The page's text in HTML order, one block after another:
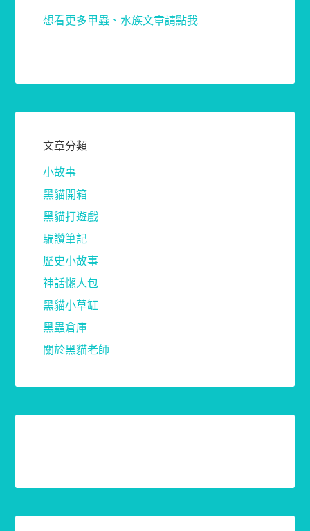
想看更多甲蟲、水族文章請點我
文章分類
小故事
黑貓開箱
黑貓打遊戲
騙讚筆記
歷史小故事
神話懶人包
黑貓小草缸
黑蟲倉庫
關於黑貓老師